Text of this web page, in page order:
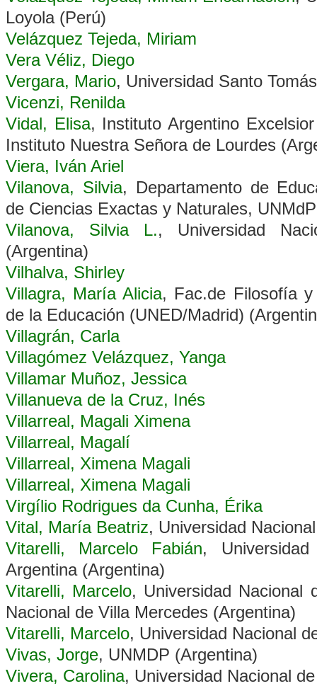
Loyola (Perú)
Velázquez Tejeda, Miriam
Vera Véliz, Diego
Vergara, Mario, Universidad Santo
Vicenzi, Renilda
Vidal, Elisa, Instituto Argentino
Instituto Nuestra Señora de Lourdes
Viera, Iván Ariel
Vilanova, Silvia, Departamento de
de Ciencias Exactas y Naturales, UNMdP
Vilanova, Silvia L., Universidad
(Argentina)
Vilhalva, Shirley
Villagra, María Alicia, Fac.de Filosofía
de la Educación (UNED/Madrid)
Villagrán, Carla
Villagómez Velázquez, Yanga
Villamar Muñoz, Jessica
Villanueva de la Cruz, Inés
Villarreal, Magali Ximena
Villarreal, Magalí
Villarreal, Ximena Magali
Villarreal, Ximena Magali
Virgílio Rodrigues da Cunha, Érika
Vital, María Beatriz, Universidad
Vitarelli, Marcelo Fabián,
Argentina (Argentina)
Vitarelli, Marcelo, Universidad Nacional
Nacional de Villa Mercedes (Argentina)
Vitarelli, Marcelo, Universidad Nacional
Vivas, Jorge, UNMDP (Argentina)
Vivera, Carolina, Universidad Nacional